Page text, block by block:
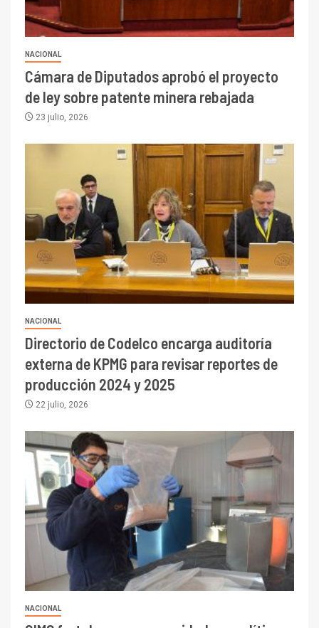
NACIONAL
Cámara de Diputados aprobó el proyecto
de ley sobre patente minera rebajada
23 julio, 2026
NACIONAL
Directorio de Codelco encarga auditoría
externa de KPMG para revisar reportes de
producción 2024 y 2025
22 julio, 2026
NACIONAL
3